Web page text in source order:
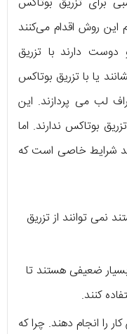
این روش اقدام می‌کنند
دارند با تزریق
یا با تزریق بوتاکس
لب می پردازند. این
بوتاکس ندارند. اما
شرایط خاصی است که
نمی توانند از تزریق
ضعیفی هستند تا
کنند.
را انجام دهند. چرا که